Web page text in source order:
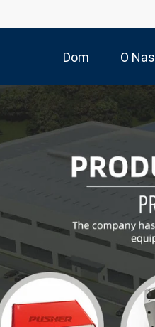
Dom O Nas